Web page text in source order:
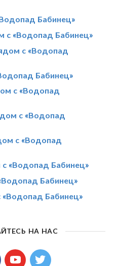
Бабинец»
с «Водопад Бабинец»
с «Водопад
Бабинец»
с «Водопад
с «Водопад
с «Водопад
«Водопад Бабинец»
Бабинец»
Бабинец»
НА НАС